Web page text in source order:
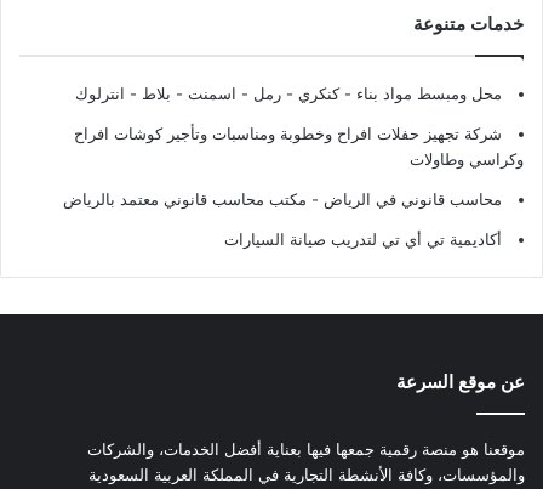
خدمات متنوعة
محل ومبسط مواد بناء - كنكري - رمل - اسمنت - بلاط - انترلوك
شركة تجهيز حفلات افراح وخطوبة ومناسبات وتأجير كوشات افراح
وكراسي وطاولات
محاسب قانوني في الرياض - مكتب محاسب قانوني معتمد بالرياض
أكاديمية تي أي تي لتدريب صيانة السيارات
عن موقع السرعة
موقعنا هو منصة رقمية جمعها فيها بعناية أفضل الخدمات، والشركات
والمؤسسات، وكافة الأنشطة التجارية في المملكة العربية السعودية